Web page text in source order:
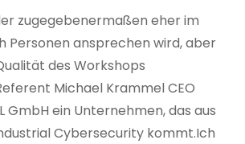
zugegebenermaßen eher im
Personen ansprechen wird, aber
des Workshops
Michael Krammel CEO
GmbH ein Unternehmen, das aus
Cybersecurity kommt.Ich